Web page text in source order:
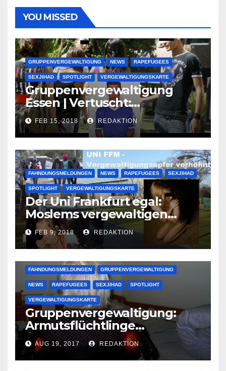
YOU MISSED
GRUPPENVERGEWALTIGUNG NEWS RAPEFUGEES
SEXJIHAD SPOTLIGHT VERGEWALTIGUNGSKARTE
Gruppenvergewaltigung
Essen | Vertuscht:
Lauenburger Gang ist ein
großer Muslimclan
FEB 15, 2018 REDAKTION
FAHNDUNGSMELDUNGEN NEWS RAPEFUGEES SEXJIHAD
SPOTLIGHT VERGEWALTIGUNGSKARTE
Der Uni Frankfurt egal:
Moslems vergewaltigen
deutsche Studentinnen auf
Uni-Campus
FEB 9, 2018 REDAKTION
FAHNDUNGSMELDUNGEN GRUPPENVERGEWALTIGUNG
NEWS RAPEFUGEES SEXJIHAD SPOTLIGHT
VERGEWALTIGUNGSKARTE
Gruppenvergewaltigung:
Armutsflüchtlinge
vergewaltigen bettlägerige
Oma im Schlaf
krankenhausreif
AUG 19, 2017 REDAKTION